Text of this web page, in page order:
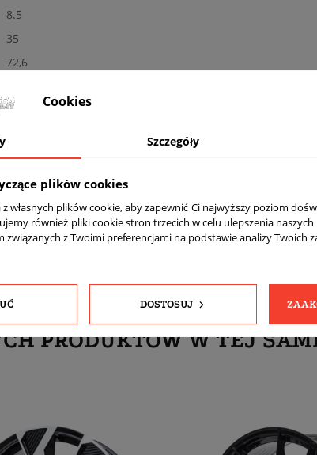
8.5
35
72,6
Nowe
BL - czarne
Nośność: 690 kg, Kolor: BLACK PAINTED
komplet (4 sztuki)
PRODUKTÓW W TEJ
Cookies
Szczegóły
plików cookies
własnych plików cookie, aby zapewnić Ci najwyższy poziom
również pliki cookie stron trzecich w celu ulepszenia naszych
związanych z Twoimi preferencjami na podstawie analizy Twoich
DOSTOSUJ